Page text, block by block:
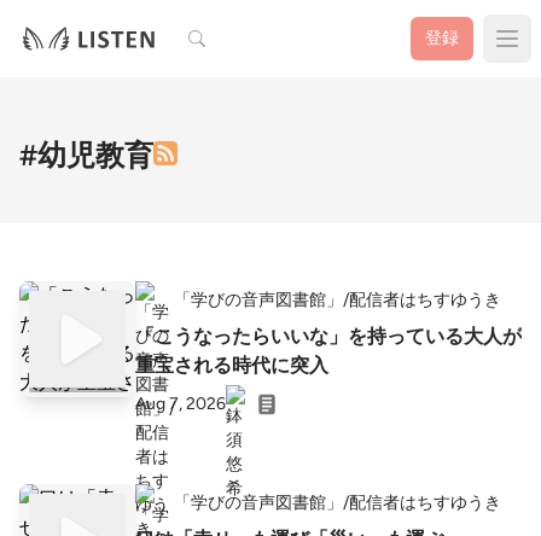
検索 登録
#幼児教育
「学びの音声図書館」/配信者はちすゆうき
「こうなったらいいな」を持っている大人が
重宝される時代に突入
Aug 7, 2026
「学びの音声図書館」/配信者はちすゆうき